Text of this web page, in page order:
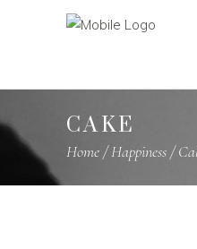
CAKE
Home/Happiness/